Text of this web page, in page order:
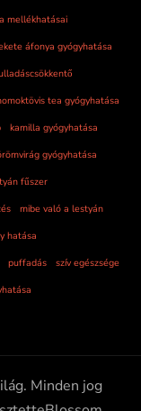
mellékhatásai
áfonya gyógyhatása
tea gyógyhatása
kamilla gyógyhatása
gyógyhatása
fűszer
mibe való a lestyán
hatása
puffadás
szív egészsége
. Minden jog